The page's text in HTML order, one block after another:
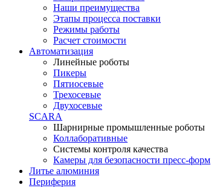
Наши преимущества
Этапы процесса поставки
Режимы работы
Расчет стоимости
Автоматизация
Линейные роботы
Пикеры
Пятиосевые
Трехосевые
Двухосевые
SCARA
Шарнирные промышленные роботы
Коллаборативные
Системы контроля качества
Камеры для безопасности пресс-форм
Литье алюминия
Периферия